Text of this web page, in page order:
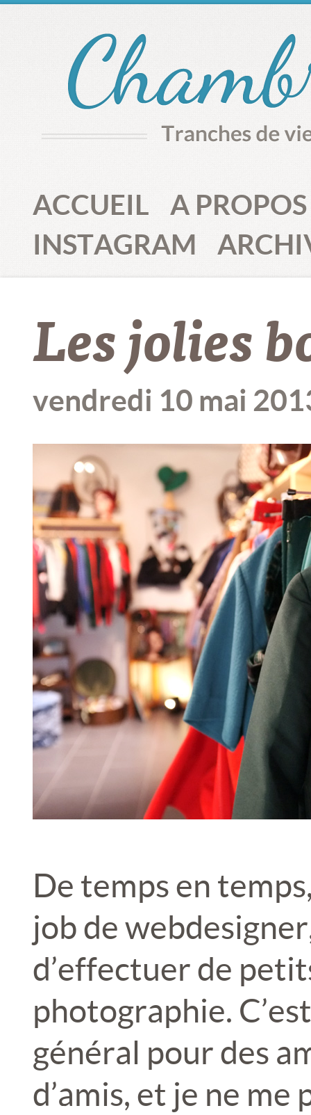
ACCUEIL
A PROPOS
INSTAGRAM
Les jolies
vendredi 10 mai
De temps en
job de
d’effectuer de
photographie.
général pour des
d’amis, et je ne me